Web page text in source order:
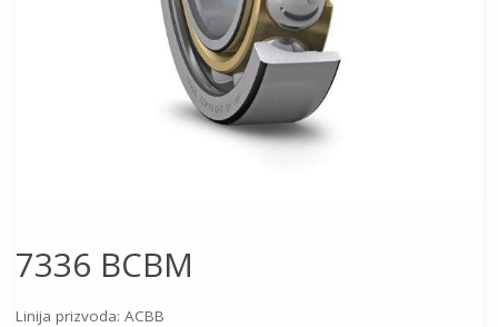
7336 BCBM
Linija prizvoda: ACBB